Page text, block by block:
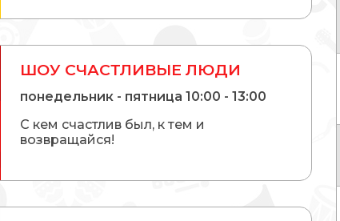
ШОУ СЧАСТЛИВЫЕ ЛЮДИ
понедельник - пятница 10:00 - 13:00
С кем счастлив был, к тем и
возвращайся!